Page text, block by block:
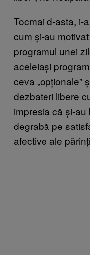
Tocmai d-asta, i-
cum și-au
programul unei
aceleiași
ceva „opționale”
dezbateri libere
impresia că și-
degrabă pe
afective ale